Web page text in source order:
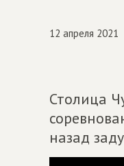
12 апреля 2021
Столица
назад